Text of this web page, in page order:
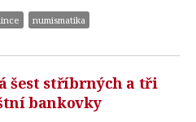
numismatika
šest stříbrných a tři
bankovky